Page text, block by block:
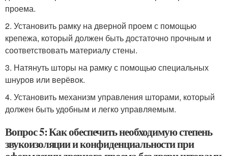
проема.
2. Установить рамку на дверной проем с помощью
крепежа, который должен быть достаточно прочным и
соответствовать материалу стены.
3. Натянуть шторы на рамку с помощью специальных
шнуров или верёвок.
4. Установить механизм управления шторами, который
должен быть удобным и легко управляемым.
Вопрос 5: Как обеспечить необходимую степень
звукоизоляции и конфиденциальности при